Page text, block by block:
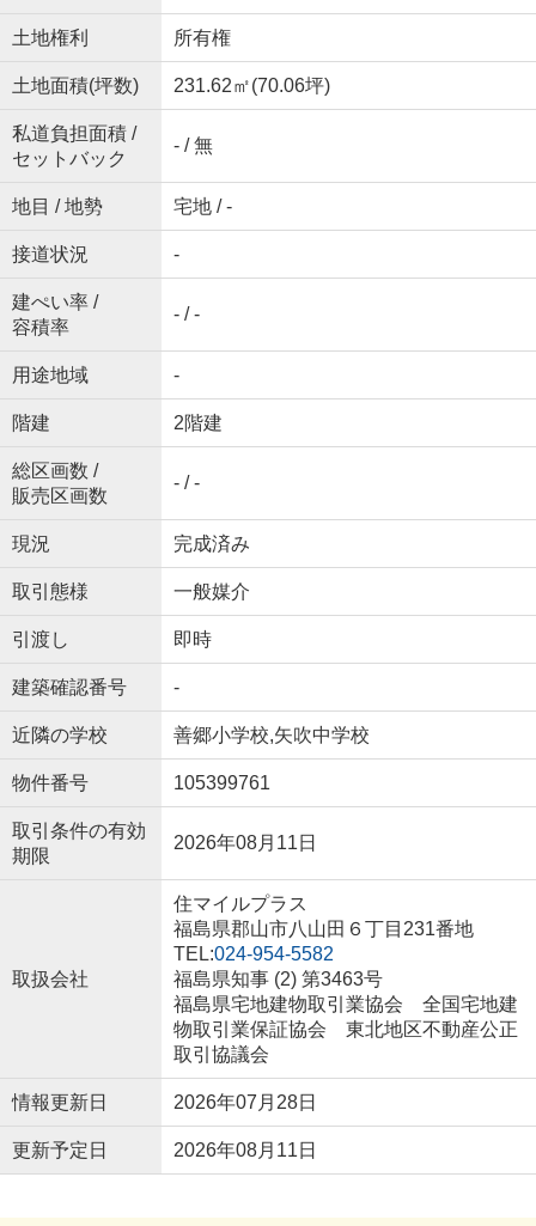
土地権利 所有権
土地面積(坪数) 231.62㎡(70.06坪)
私道負担面積 /
セットバック
- / 無
地目 / 地勢 宅地 / -
接道状況 -
建ぺい率 /
容積率
- / -
用途地域 -
階建 2階建
総区画数 /
販売区画数
- / -
現況 完成済み
取引態様 一般媒介
引渡し 即時
建築確認番号 -
近隣の学校 善郷小学校,矢吹中学校
物件番号 105399761
取引条件の有効
期限
2026年08月11日
取扱会社
住マイルプラス
福島県郡山市八山田６丁目231番地
TEL:024-954-5582
福島県知事 (2) 第3463号
福島県宅地建物取引業協会 全国宅地建
物取引業保証協会 東北地区不動産公正
取引協議会
情報更新日 2026年07月28日
更新予定日 2026年08月11日